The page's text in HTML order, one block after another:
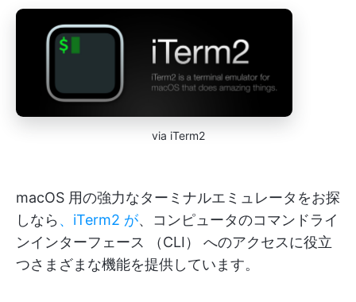
via iTerm2
macOS 用の強力なターミナルエミュレータをお探
しなら 、iTerm2 が、コンピュータのコマンドライ
ンインターフェース （CLI） へのアクセスに役立
つさまざまな機能を提供しています。